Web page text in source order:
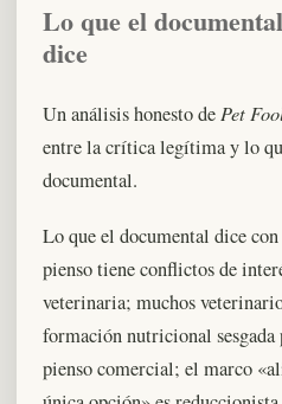
Lo que el
dice
Un análisis honesto dePet
entre la crítica legítima y lo
documental.
Lo que el documental dice
pienso tiene conflictos de
veterinaria; muchos
formación nutricional sesgada
pienso comercial; el marco